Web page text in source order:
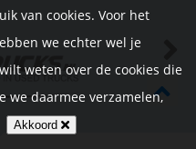
van cookies. Voor het
we echter wel je
weten over de cookies die
we daarmee verzamelen,
Akkoord